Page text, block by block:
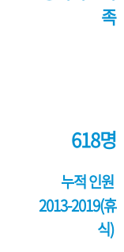
족
618명
누적 인원
2013-2019(휴
식)